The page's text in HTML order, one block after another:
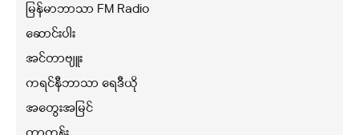
မြန်မာဘာသာ FM Radio
ဆောင်းပါး
အင်တာဗျူး
ကရင်နီဘာသာ ရေဒီယို
အတွေးအမြင်